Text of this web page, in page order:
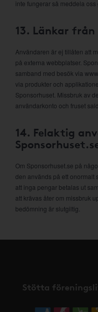
inte fungerar så meddela oss
13. Länkar
Användaren är ej tillåten att
på externa webbplatser.
samband med besök via
via produkter och
Sponsorhuset. Missbruk av
användarkonto och fruset
14. Felaktig
Om Sponsorhuset.se på
den används på ett onormalt
att inga pengar betalas ut
att krävas åter om missbruk
bedömning är slutgiltig.
Stötta